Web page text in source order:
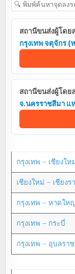
สถานีขนส่งผู้โดย
กรุงเทพ จตุจักร
สถานีขนส่งผู้โดย
จ.นครราชสีมา แ
กรุงเทพ – เชียงให
เชียงใหม่ – เชียงร
กรุงเทพ – หาดให
กรุงเทพ – กระบี่
กรุงเทพ – อุบลรา